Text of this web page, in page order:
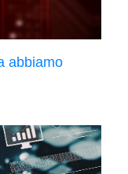
abbiamo